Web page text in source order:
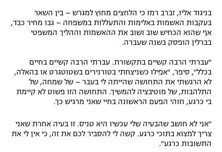
בניגוד אליו, זברב רמז כי הלחצים מחוץ למגרש – בין השאר
בעקבות האשמות באלימות והתעללות במשפחה – גבו מחיר כבד,
אף שהוא הכחיש שוב ושוב את ההאשמות וההליך המשפטי
בברלין הופסק בשנה שעברה.
"עברתי הרבה קשיים בתקשורת. עברתי הרבה קשיים בחיים
בכלל", סיפר, "אפילו כשניצחתי בטורנירים בשטוטגרט או בהאלה,
לא הרגשתי את התחושה שהייתה לי בעבר – של שמחה, של
התלהבות, של מוטיבציה להמשיך. התחושה הזו פשוט לא קיימת
בי כרגע, וזוהי הפעם הראשונה בחיי שאני מרגיש כך.
"אני לא חושב שהבעיה שלי עכשיו היא טניס. זו בעיה אחרת שאני
צריך למצוא בתוכי כרגע. קשה לי להסביר לכם את זה, כי אין לי את
התשובות כרגע".